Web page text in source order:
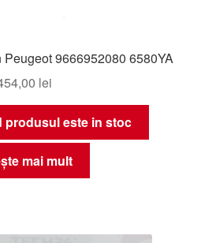
9666952080 6580YA
lei
produsul este in stoc
mai mult